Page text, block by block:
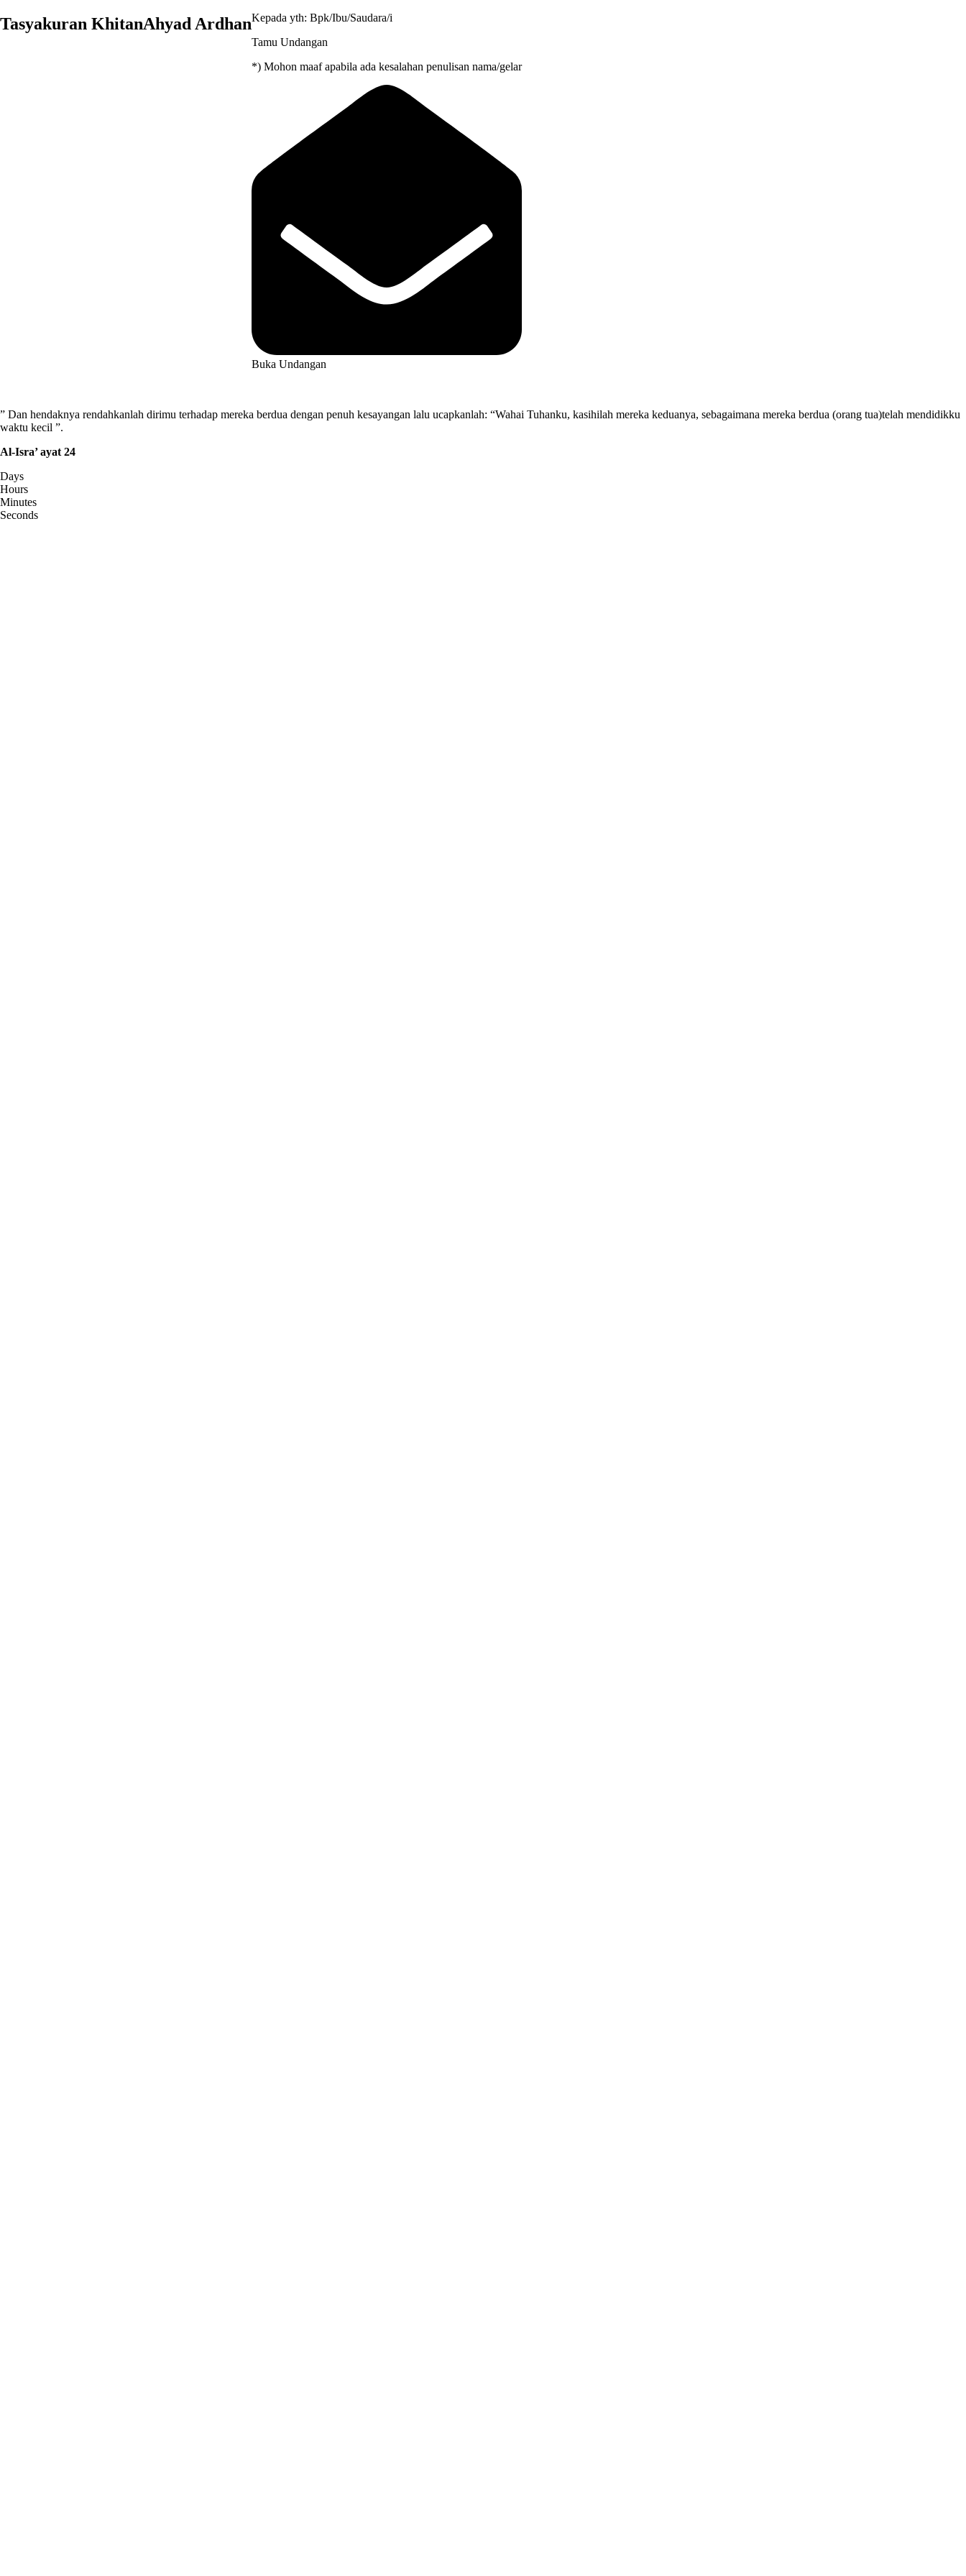
Tasyakuran KhitanAhyad ArdhanKepada yth: Bpk/Ibu/Saudara/i
Tamu Undangan
*) Mohon maaf apabila ada kesalahan penulisan nama/gelar
Buka Undangan
” Dan hendaknya rendahkanlah dirimu terhadap mereka berdua dengan penuh kesayangan lalu ucapkanlah: “Wahai Tuhanku, kasihilah mereka keduanya, sebagaimana mereka berdua (orang tua)telah mendidikku
waktu kecil ”.
Al-Isra’ ayat 24
Days
Hours
Minutes
Seconds